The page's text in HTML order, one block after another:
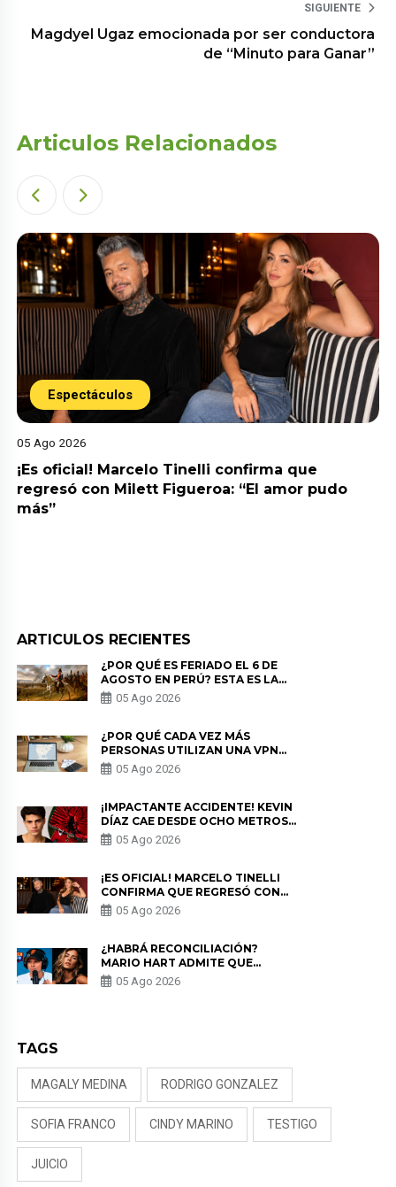
SIGUIENTE
Magdyel Ugaz emocionada por ser conductora
de “Minuto para Ganar”
Articulos Relacionados
Espectáculos
05 Ago 2026
¡Es oficial! Marcelo Tinelli confirma que
regresó con Milett Figueroa: “El amor pudo
más”
ARTICULOS RECIENTES
¿POR QUÉ ES FERIADO EL 6 DE
AGOSTO EN PERÚ? ESTA ES LA
HISTORIA
05 Ago 2026
¿POR QUÉ CADA VEZ MÁS
PERSONAS UTILIZAN UNA VPN
PARA PROTEGER SU
PRIVACIDAD?
05 Ago 2026
¡IMPACTANTE ACCIDENTE! KEVIN
DÍAZ CAE DESDE OCHO METROS
EN “ESTO ES GUERRA” Y GENERA
PREOCUPACIÓN
05 Ago 2026
¡ES OFICIAL! MARCELO TINELLI
CONFIRMA QUE REGRESÓ CON
MILETT FIGUEROA: “EL AMOR
PUDO MÁS”
05 Ago 2026
¿HABRÁ RECONCILIACIÓN?
MARIO HART ADMITE QUE
PODRÍA VOLVER CON KORINA
RIVADENEIRA: “NO LE CERRARÍA
05 Ago 2026
TAGS
MAGALY MEDINA RODRIGO GONZALEZ
SOFIA FRANCO CINDY MARINO TESTIGO
JUICIO